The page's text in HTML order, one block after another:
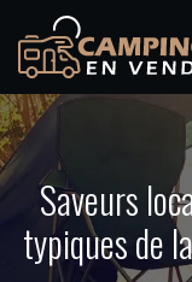
Saveurs
typiques de